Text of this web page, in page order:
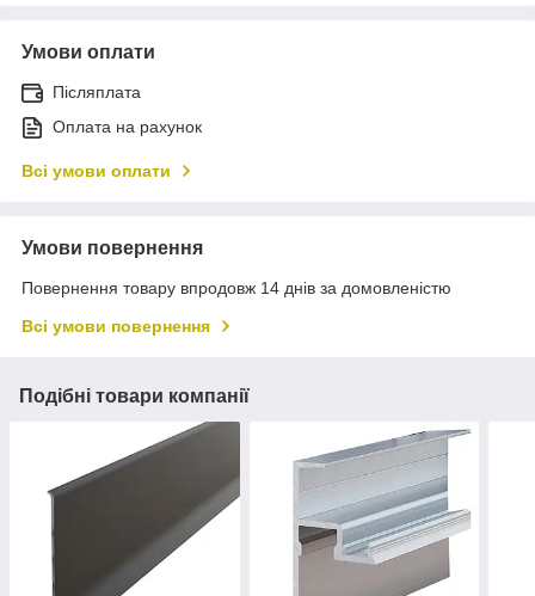
Умови оплати
Післяплата
Оплата на рахунок
Всі умови оплати
Умови повернення
Повернення товару впродовж 14 днів за домовленістю
Всі умови повернення
Подібні товари компанії